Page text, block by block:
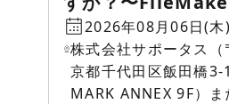
ス・クラウド相談
2026年08月06日(
株式会社サポータス
京都千代田区飯田橋
MARK ANNEX 9F）